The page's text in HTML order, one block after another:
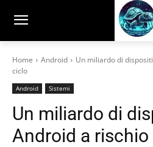
Home Android
Un miliardo di
ciclo
Android Sistemi
Un miliardo di
Android a